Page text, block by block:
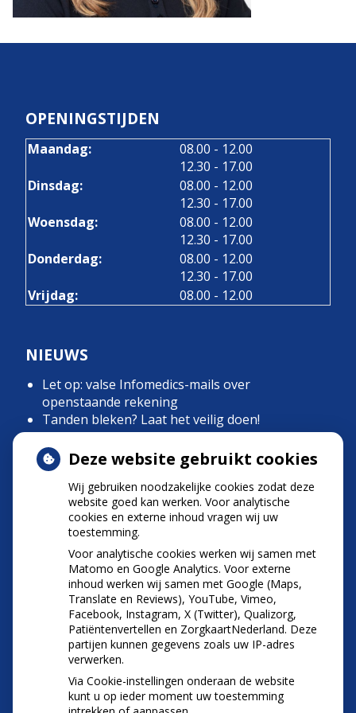
OPENINGSTIJDEN
Maandag: 08.00 tot
- 12.00
12.30 tot
- 17.00
Dinsdag:
08.00 tot
- 12.00
12.30 tot
- 17.00
Woensdag:
08.00 tot
- 12.00
12.30 tot
- 17.00
Donderdag:
08.00 tot
- 12.00
12.30 tot
- 17.00
Vrijdag:
08.00 - 12.00
NIEUWS
Let op: valse Infomedics-mails over
openstaande rekening
Tanden bleken? Laat het veilig doen!
Gezond tandvlees: de basis voor een gezonde
mond
Naar de tandarts in het buitenland? Wees op je
hoede!
(Mond)zorgkosten gemaakt in 2025? Check of
die aftrekbaar zijn
Deze website gebruikt cookies
Wij gebruiken noodzakelijke cookies zodat deze
website goed kan werken. Voor analytische
cookies en externe inhoud vragen wij uw
toestemming.
Voor analytische cookies werken wij samen met
Matomo en Google Analytics. Voor externe
inhoud werken wij samen met Google (Maps,
Translate en Reviews), YouTube, Vimeo,
Facebook, Instagram, X (Twitter), Qualizorg,
Patiëntenvertellen en ZorgkaartNederland. Deze
partijen kunnen gegevens zoals uw IP-adres
verwerken.
Via Cookie-instellingen onderaan de website
kunt u op ieder moment uw toestemming